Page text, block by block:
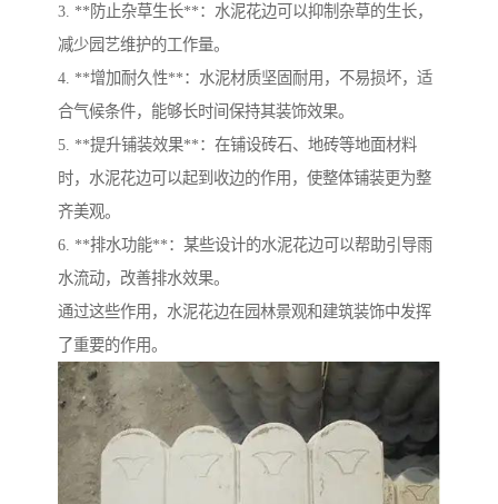
3. **防止杂草生长**：水泥花边可以抑制杂草的生长，
减少园艺维护的工作量。
4. **增加耐久性**：水泥材质坚固耐用，不易损坏，适
合气候条件，能够长时间保持其装饰效果。
5. **提升铺装效果**：在铺设砖石、地砖等地面材料
时，水泥花边可以起到收边的作用，使整体铺装更为整
齐美观。
6. **排水功能**：某些设计的水泥花边可以帮助引导雨
水流动，改善排水效果。
通过这些作用，水泥花边在园林景观和建筑装饰中发挥
了重要的作用。